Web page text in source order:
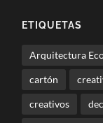
ETIQUETAS
Arquitectura
cartón
creativos